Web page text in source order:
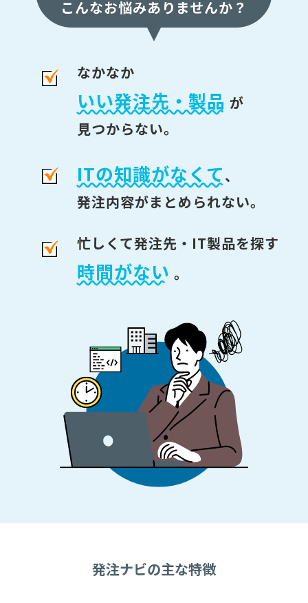
こんなお悩みありませんか？
なかなか
いい発注先・製品 が
見つからない。
ITの知識がなくて、
発注内容がまとめられない。
忙しくて発注先・IT製品を探す
時間がない 。
発注ナビの主な特徴